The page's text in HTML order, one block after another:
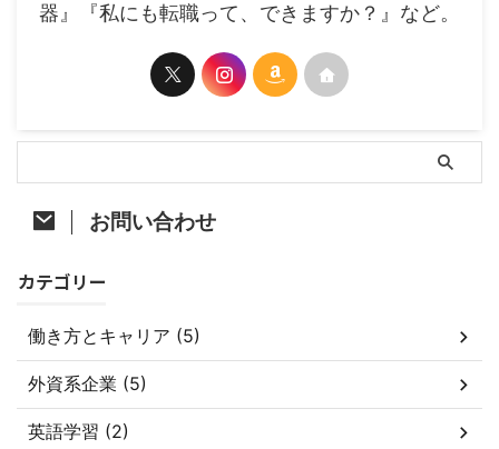
器』『私にも転職って、できますか？』など。
お問い合わせ
カテゴリー
働き方とキャリア (5)
外資系企業 (5)
英語学習 (2)